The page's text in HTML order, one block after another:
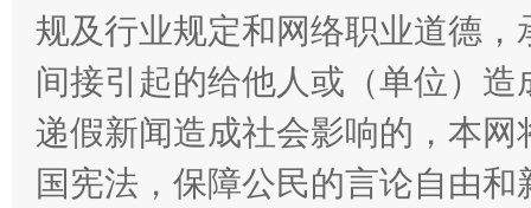
规及行业规定和网络职业道德
间接引起的给他人或（单位）
递假新闻造成社会影响的，本
国宪法，保障公民的言论自由